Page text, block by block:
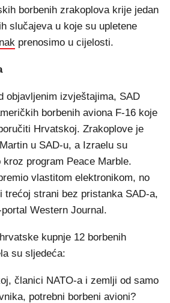
borbenih zrakoplova krije jedan
slučajeva u koje su upletene
prenosimo u cijelosti.
objavljenim izvještajima, SAD
borbenih aviona F-16 koje
Hrvatskoj. Zrakoplove je
u SAD-u, a Izraelu su
kroz program Peace Marble.
vlastitom elektronikom, no
trećoj strani bez pristanka SAD-a,
Western Journal.
kupnje 12 borbenih
su sljedeća:
članici NATO-a i zemlji od samo
potrebni borbeni avioni?